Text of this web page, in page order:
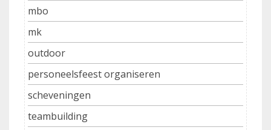
mbo
mk
outdoor
personeelsfeest organiseren
scheveningen
teambuilding